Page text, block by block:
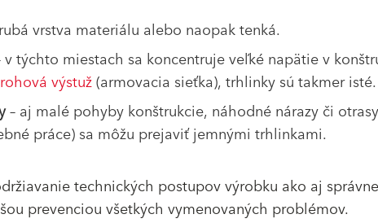
vrstva materiálu alebo naopak tenká.
týchto miestach sa koncentruje veľké napätie v
výstuž(armovacia sieťka), trhlinky sú takmer isté.
– aj malé pohyby konštrukcie, náhodné nárazy či
práce) sa môžu prejaviť jemnými trhlinkami.
technických postupov výrobku ako aj správne
prevenciou všetkých vymenovaných problémov.